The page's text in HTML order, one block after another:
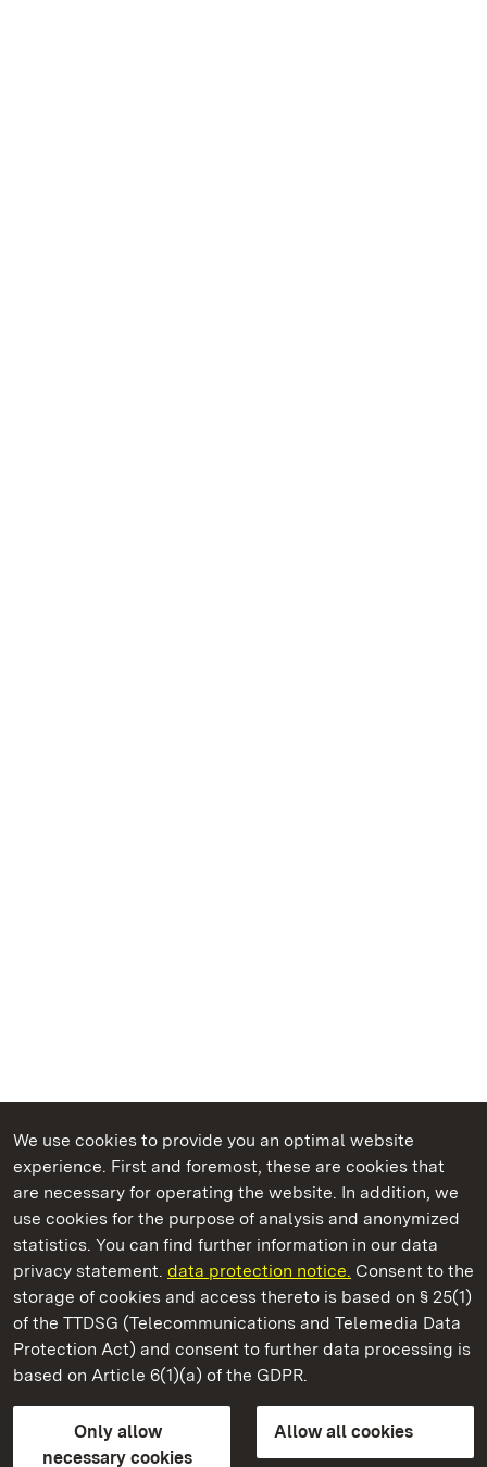
We use cookies to provide you an optimal website
experience. First and foremost, these are cookies that
are necessary for operating the website. In addition, we
use cookies for the purpose of analysis and anonymized
statistics. You can find further information in our data
privacy statement. data protection notice. Consent to the
storage of cookies and access thereto is based on § 25(1)
of the TTDSG (Telecommunications and Telemedia Data
Protection Act) and consent to further data processing is
based on Article 6(1)(a) of the GDPR.
Only allow
necessary cookies
Allow all cookies
State Palaces and Gardens of Baden-Wuerttemberg
Staatliche Schlösser und Gärten Baden‑Württemberg
State Palaces and Gardens of Baden-Wuerttemberg
Contact usFAQMasthead